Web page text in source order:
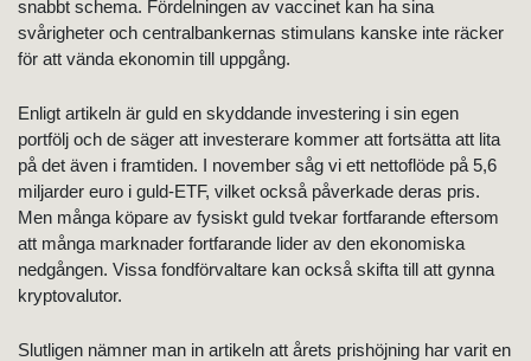
snabbt schema. Fördelningen av vaccinet kan ha sina
svårigheter och centralbankernas stimulans kanske inte räcker
för att vända ekonomin till uppgång.
Enligt artikeln är guld en skyddande investering i sin egen
portfölj och de säger att investerare kommer att fortsätta att lita
på det även i framtiden. I november såg vi ett nettoflöde på 5,6
miljarder euro i guld-ETF, vilket också påverkade deras pris.
Men många köpare av fysiskt guld tvekar fortfarande eftersom
att många marknader fortfarande lider av den ekonomiska
nedgången. Vissa fondförvaltare kan också skifta till att gynna
kryptovalutor.
Slutligen nämner man in artikeln att årets prishöjning har varit en